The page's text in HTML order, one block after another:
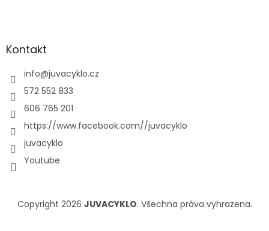
Kontakt
info@juvacyklo.cz
572 552 833
606 765 201
https://www.facebook.com//juvacyklo
juvacyklo
Youtube
Copyright 2026 JUVACYKLO. Všechna práva vyhrazena.